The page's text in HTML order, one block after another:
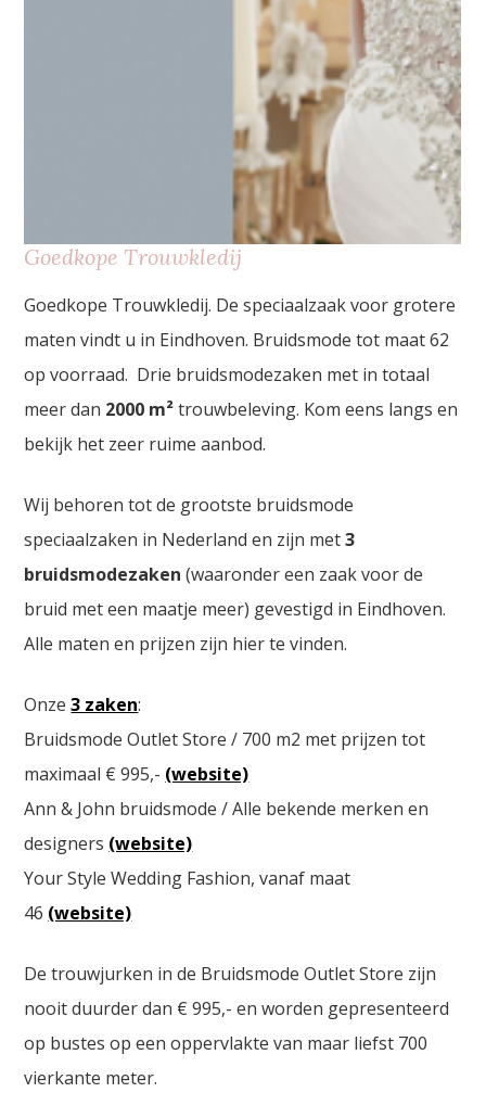
Goedkope Trouwkledij
Goedkope Trouwkledij. De speciaalzaak voor grotere
maten vindt u in Eindhoven. Bruidsmode tot maat 62
op voorraad. Drie bruidsmodezaken met in totaal
meer dan 2000 m²trouwbeleving. Kom eens langs en
bekijk het zeer ruime aanbod.
Wij behoren tot de grootste bruidsmode
speciaalzaken in Nederland en zijn met3
bruidsmodezaken (waaronder een zaak voor de
bruid met een maatje meer) gevestigd in Eindhoven.
Alle maten en prijzen zijn hier te vinden.
Onze3 zaken:
Bruidsmode Outlet Store / 700 m2 met prijzen tot
maximaal € 995,- (website)
Ann & John bruidsmode / Alle bekende merken en
designers (website)
Your Style Wedding Fashion, vanaf maat
46 (website)
De trouwjurken in de Bruidsmode Outlet Store zijn
nooit duurder dan € 995,- en worden gepresenteerd
op bustes op een oppervlakte van maar liefst 700
vierkante meter.